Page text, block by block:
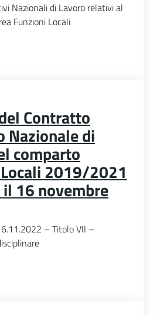
Nazionali di Lavoro relativi al
Funzioni Locali
Contratto
Nazionale di
comparto
2019/2021
16 novembre
– Titolo VII –